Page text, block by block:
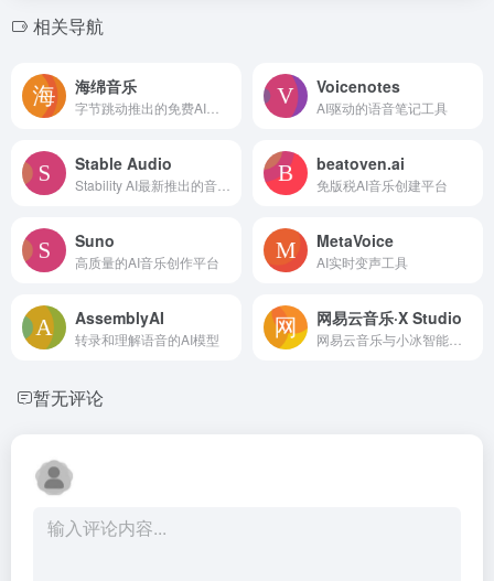
相关导航
海绵音乐 Voicenotes
AI驱动的语音笔记工具
Stable Audio beatoven.ai
免版税AI音乐创建平台
Suno
高质量的AI音乐创作平台
MetaVoice
AI实时变声工具
AssemblyAI
转录和理解语音的AI模型
网易云音乐·X Studio
暂无评论